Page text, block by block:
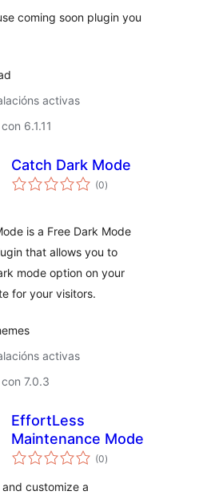
coming soon plugin you
activas
6.1.11
Catch Dark Mode
(0valoracións
totais
)
is a Free Dark Mode
that allows you to
mode option on your
for your visitors.
activas
7.0.3
EffortLess
Maintenance Mode
(0valoracións
totais
)
and customize a